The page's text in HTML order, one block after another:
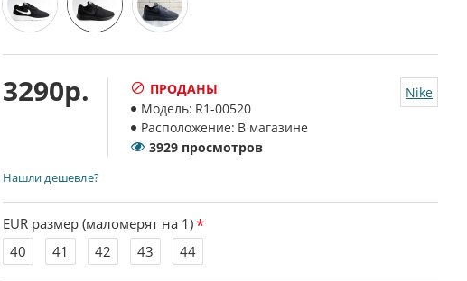
3290р.
ПРОДАНЫ
Модель: R1-00520
Расположение: В магазине
Nike
3929 просмотров
EUR размер (маломерят на 1)
40
41 42 43 44
Нашли дешевле?